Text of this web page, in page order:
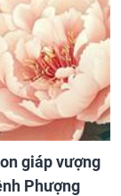
giáp vượng
Phượng